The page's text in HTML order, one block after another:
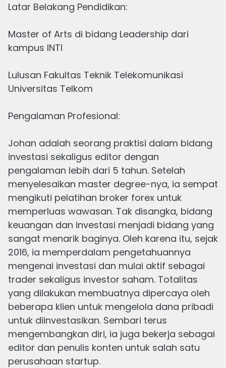
Latar Belakang Pendidikan:
Master of Arts di bidang Leadership dari
kampus INTI
Lulusan Fakultas Teknik Telekomunikasi
Universitas Telkom
Pengalaman Profesional:
Johan adalah seorang praktisi dalam bidang
investasi sekaligus editor dengan
pengalaman lebih dari 5 tahun. Setelah
menyelesaikan master degree-nya, ia sempat
mengikuti pelatihan broker forex untuk
memperluas wawasan. Tak disangka, bidang
keuangan dan investasi menjadi bidang yang
sangat menarik baginya. Oleh karena itu, sejak
2016, ia memperdalam pengetahuannya
mengenai investasi dan mulai aktif sebagai
trader sekaligus investor saham. Totalitas
yang dilakukan membuatnya dipercaya oleh
beberapa klien untuk mengelola dana pribadi
untuk diinvestasikan. Sembari terus
mengembangkan diri, ia juga bekerja sebagai
editor dan penulis konten untuk salah satu
perusahaan startup.
Terbaru dari
Money Flow Index (MFI): Bagaimana Cara
Menggunakannya?
Ditulis
14 APR, 2025 9 menit membaca
Osilator yang Umumnya Digunakan dalam
Trading
Ditulis
4 APR, 2025 9 menit membaca